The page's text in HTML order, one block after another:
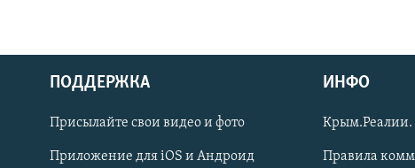
Українською
Qırımtatar
ПОДДЕРЖКА
Присылайте свои видео и фото
Приложение для iOS и Андроид
ИНФО
Крым.Реалии.
Правила